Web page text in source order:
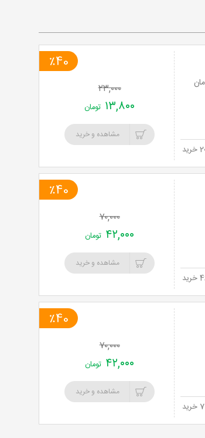
٪40
۲۳,۰۰۰
۱۳,۸۰۰ تومان
مشاهده و خرید
٪40
۷۰,۰۰۰
۴۲,۰۰۰ تومان
مشاهده و خرید
7 خرید
٪40
۷۰,۰۰۰
۴۲,۰۰۰ تومان
مشاهده و خرید